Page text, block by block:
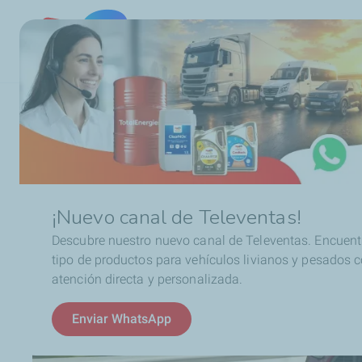
¡Nuevo canal de Televentas!
Descubre nuestro nuevo canal de Televentas.
tipo de productos para vehículos livianos y pesados
atención directa y personalizada.
Enviar WhatsApp
Ruta
de
navegación
Aceites de motor Autos Asociaciones